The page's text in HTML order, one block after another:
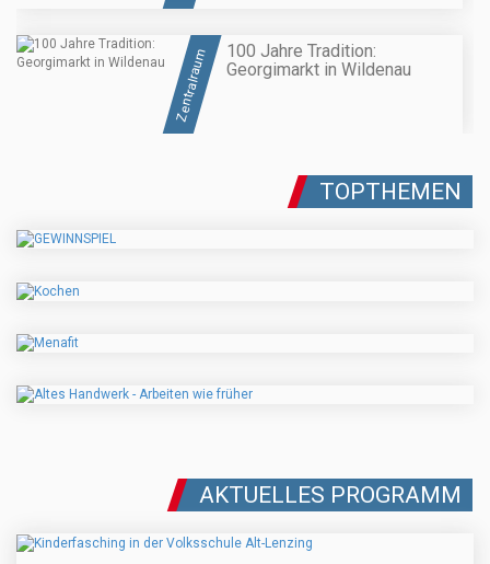
Zentralraum
100 Jahre Tradition:
Georgimarkt in Wildenau
TOPTHEMEN
AKTUELLES PROGRAMM